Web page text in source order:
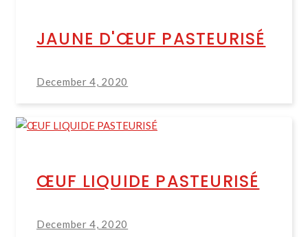
JAUNE D'ŒUF PASTEURISÉ
December 4, 2020
ŒUF LIQUIDE PASTEURISÉ
December 4, 2020